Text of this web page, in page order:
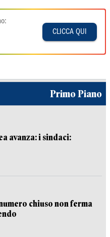
CLICCA QUI
Primo Piano
avanza: i sindaci:
chiuso non ferma